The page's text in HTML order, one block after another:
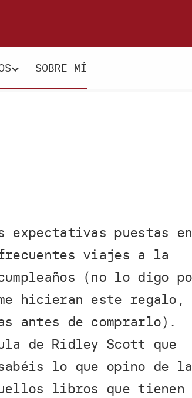
SOBRE MÍ
expectativas puestas en
viajes a la
(no lo digo
me hicieran este
antes de comprarlo).
de Ridley Scott que
lo que opino de
libros que tienen